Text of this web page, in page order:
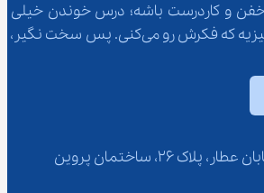
و کاردرست باشه؛ درس خوندن خیلی
آسون‌تر و باحال‌تر از چیزیه که فکرش رو می‌کنی. پس سخت نگیر،
تهران، میدان عطار، خیابان عطار، پلاک 26، ساختمان پروین